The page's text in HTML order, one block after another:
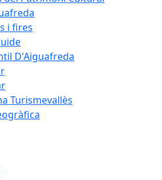
i fires
D'Aiguafreda
Turismevallès